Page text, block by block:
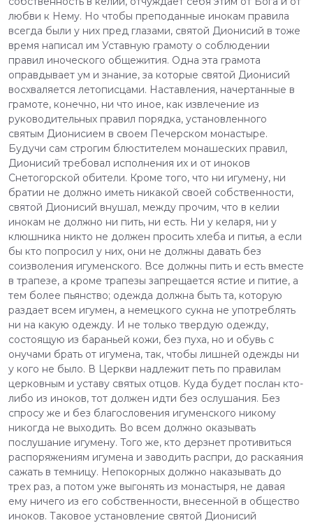
любви к Нему. Но чтобы преподанные инокам правила
всегда были у них пред глазами, святой Дионисий в тоже
время написал им Уставную грамоту о соблюдении
правил иноческого общежития. Одна эта грамота
оправдывает ум и знание, за которые святой Дионисий
восхваляется летописцами. Наставления, начертанные в
грамоте, конечно, ни что иное, как извлечение из
руководительных правил порядка, установленного
святым Дионисием в своем Печерском монастыре.
Будучи сам строгим блюстителем монашеских правил,
Дионисий требовал исполнения их и от иноков
Снетогорской обители. Кроме того, что ни игумену, ни
братии не должно иметь никакой своей собственности,
святой Дионисий внушал, между прочим, что в келии
инокам не должно ни пить, ни есть. Ни у келаря, ни у
клюшника никто не должен просить хлеба и питья, а если
бы кто попросил у них, они не должны давать без
соизволения игуменского. Все должны пить и есть вместе
в трапезе, а кроме трапезы запрещается ястие и питие, а
тем более пьянство; одежда должна быть та, которую
раздает всем игумен, а немецкого сукна не употреблять
ни на какую одежду. И не только твердую одежду,
состоящую из бараньей кожи, без пуха, но и обувь с
онучами брать от игумена, так, чтобы лишней одежды ни
у кого не было. В Церкви надлежит петь по правилам
церковным и уставу святых отцов. Куда будет послан кто-
либо из иноков, тот должен идти без ослушания. Без
спросу же и без благословения игуменского никому
никогда не выходить. Во всем должно оказывать
послушание игумену. Того же, кто дерзнет противиться
распоряжениям игумена и заводить распри, до раскаяния
сажать в темницу. Непокорных должно наказывать до
трех раз, а потом уже выгонять из монастыря, не давая
ему ничего из его собственности, внесенной в общество
иноков. Таковое установление святой Дионисий